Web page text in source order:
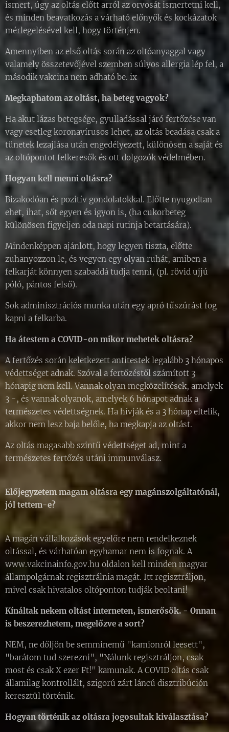
ismert, úgy az oltás előtt arról az orvosát ismertetni kell,
és minden beavatkozás a várható előnyők és kockázatok
mérlegelésével kell, hogy történjen.
Amennyiben az első oltás során az oltóanyaggal vagy
valamely összetevőjével szemben súlyos allergia lép fel, a
második vakcina nem adható be. ix
Megkaphatom az oltást, ha beteg vagyok?
Ha akut lázas betegsége, gyulladással járó fertőzése van
vagy esetleg koronavírusos lehet, az oltás beadása csak a
tünetek lezajlása után engedélyezett, különösen a saját és
az oltópontot felkeresők és ott dolgozók védelmében.
Hogyan kell menni oltásra?
Bizakodóan és pozitív gondolatokkal. Előtte nyugodtan
ehet, ihat, sőt egyen és igyon is, (ha cukorbeteg
különösen figyeljen oda napi rutinja betartására).
Mindenképpen ajánlott, hogy legyen tiszta, előtte
zuhanyozzon le, és vegyen egy olyan ruhát, amiben a
felkarját könnyen szabaddá tudja tenni, (pl. rövid ujjú
póló, pántos felső).
Sok adminisztrációs munka után egy apró tűszúrást fog
kapni a felkarba.
Ha átestem a COVID-on mikor mehetek oltásra?
A fertőzés során keletkezett antitestek legalább 3 hónapos
védettséget adnak. Szóval a fertőzéstől számított 3
hónapig nem kell. Vannak olyan megközelítések, amelyek
3 -, és vannak olyanok, amelyek 6 hónapot adnak a
természetes védettségnek. Ha hívják és a 3 hónap eltelik,
akkor nem lesz baja belőle, ha megkapja az oltást.
Az oltás magasabb szintű védettséget ad, mint a
természetes fertőzés utáni immunválasz.
Előjegyzetem magam oltásra egy magánszolgáltatónál,
jól tettem-e?
A magán vállalkozások egyelőre nem rendelkeznek
oltással, és várhatóan egyhamar nem is fognak. A
www.vakcinainfo.gov.hu oldalon kell minden magyar
állampolgárnak regisztrálnia magát. Itt regisztráljon,
mivel csak hivatalos oltóponton tudják beoltani!
Kínáltak nekem oltást interneten, ismerősök. - Onnan
is beszerezhetem, megelőzve a sort?
NEM, ne dőljön be semminemű "kamionról leesett",
"barátom tud szerezni", "Nálunk regisztráljon, csak
most és csak X ezer Ft!" kamunak. A COVID oltás csak
államilag kontrollált, szigorú zárt láncú disztribúción
keresztül történik.
Hogyan történik az oltásra jogosultak kiválasztása?